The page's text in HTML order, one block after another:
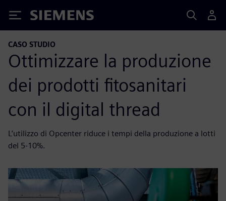
Siemens
CASO STUDIO
Ottimizzare la produzione
dei prodotti fitosanitari
con il digital thread
L’utilizzo di Opcenter riduce i tempi della produzione a lotti
del 5-10%.